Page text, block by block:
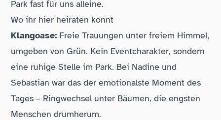
Park fast für uns alleine.
Wo ihr hier heiraten könnt
Klangoase: Freie Trauungen unter freiem Himmel,
umgeben von Grün. Kein Eventcharakter, sondern
eine ruhige Stelle im Park. Bei Nadine und
Sebastian war das der emotionalste Moment des
Tages – Ringwechsel unter Bäumen, die engsten
Menschen drumherum.